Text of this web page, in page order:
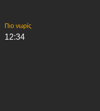
Πιο νωρίς
12:34